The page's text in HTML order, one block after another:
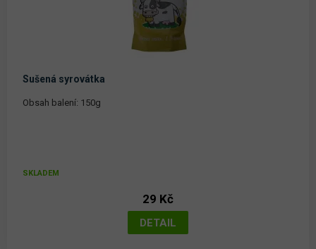
Sušená syrovátka
Obsah balení: 150g
SKLADEM
29 Kč